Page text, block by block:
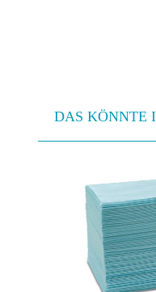
DAS KÖNNTE
Produktgalerie